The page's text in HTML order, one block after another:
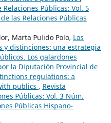
Públicas: Vol. 5
las Relaciones Públicas
Marta Pulido Polo, Los
y distinciones: una estrategia
Los galardones
la Diputación Provincial de
regulations: a
publics , Revista
Públicas: Vol. 3 Núm.
Públicas Hispano-